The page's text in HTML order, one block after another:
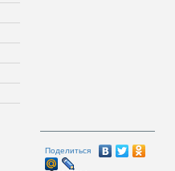
Поделиться